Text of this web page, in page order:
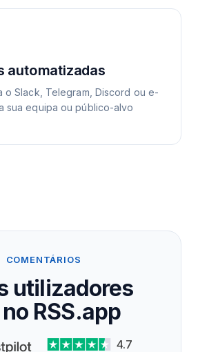
automatizadas
o Slack, Telegram, Discord ou e-
sua equipa ou público-alvo
COMENTÁRIOS
utilizadores
RSS.app
4.7